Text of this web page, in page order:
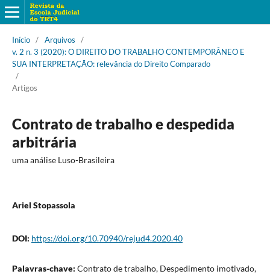
Início / Arquivos
/
v. 2 n. 3 (2020): O DIREITO DO TRABALHO CONTEMPORÂNEO E
SUA INTERPRETAÇÃO: relevância do Direito Comparado
/
Artigos
Contrato de trabalho e despedida
arbitrária
uma análise Luso-Brasileira
Ariel Stopassola
DOI: https://doi.org/10.70940/rejud4.2020.40
Palavras-chave: Contrato de trabalho, Despedimento imotivado,